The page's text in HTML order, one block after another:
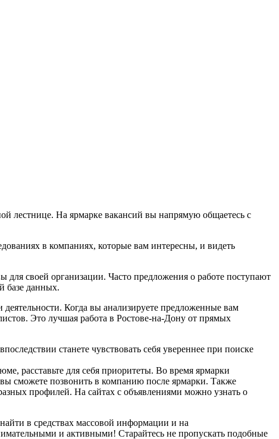
лестнице. На ярмарке вакансий вы напрямую общаетесь с
в компаниях, которые вам интересны, и видеть
для своей организации. Часто предложения о работе поступают
базе данных.
Когда вы анализируете предложенные вам
Это лучшая работа в Ростове-на-Дону от прямых
станете чувствовать себя увереннее при поиске
расставьте для себя приоритеты. Во время ярмарки
сможете позвонить в компанию после ярмарки. Также
профилей. На сайтах с объявлениями можно узнать о
в средствах массовой информации и на
и активными! Старайтесь не пропускать подобные